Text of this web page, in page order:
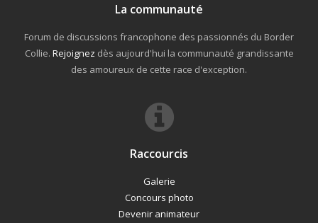
La communauté
Forum de discussions francophone des passionnés du Border
Collie. Rejoignez dès aujourd'hui la communauté grandissante
des amoureux de cette race d'exception.
Raccourcis
Galerie
Concours photo
Devenir animateur